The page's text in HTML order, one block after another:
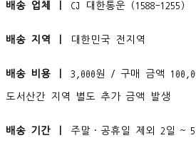
배송 업체 ㅣ CJ 대한통운 (1588-1255)
배송 지역 ㅣ 대한민국 전지역
배송 비용 ㅣ 3,000원 / 구매 금액
도서산간 지역 별도 추가 금액 발생
배송 기간 ㅣ 주말·공휴일 제외 2일 ~ 5